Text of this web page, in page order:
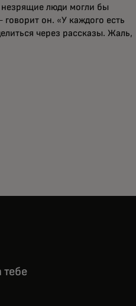
незрящие люди могли бы
он. «У каждого есть
через рассказы. Жаль,
тебе